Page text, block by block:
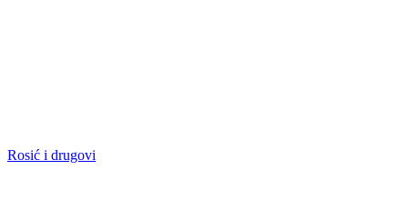
Rosić i drugovi